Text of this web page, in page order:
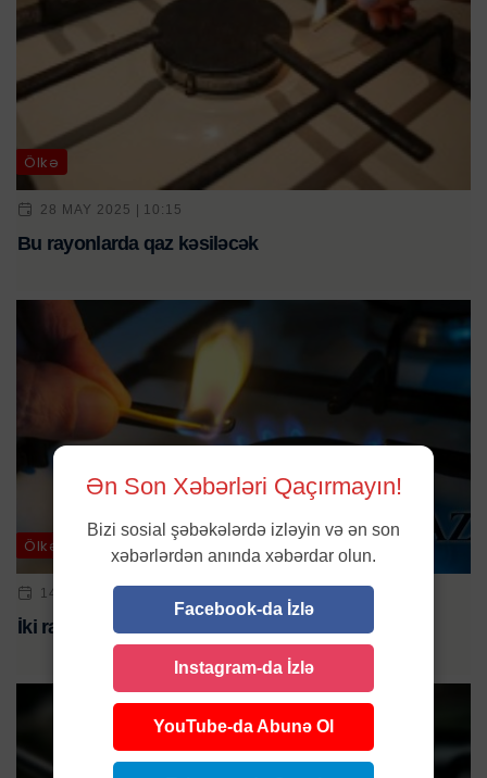
Ölkə
28 MAY 2025 | 10:15
Bu rayonlarda qaz kəsiləcək
Ölkə
14 MAY 2024 | 09:35
İki rayonun qazı kəsiləcək - XƏBƏRDARLIQ
Ən Son Xəbərləri Qaçırmayın!
Bizi sosial şəbəkələrdə izləyin və ən son
xəbərlərdən anında xəbərdar olun.
Facebook-da İzlə
Instagram-da İzlə
YouTube-da Abunə Ol